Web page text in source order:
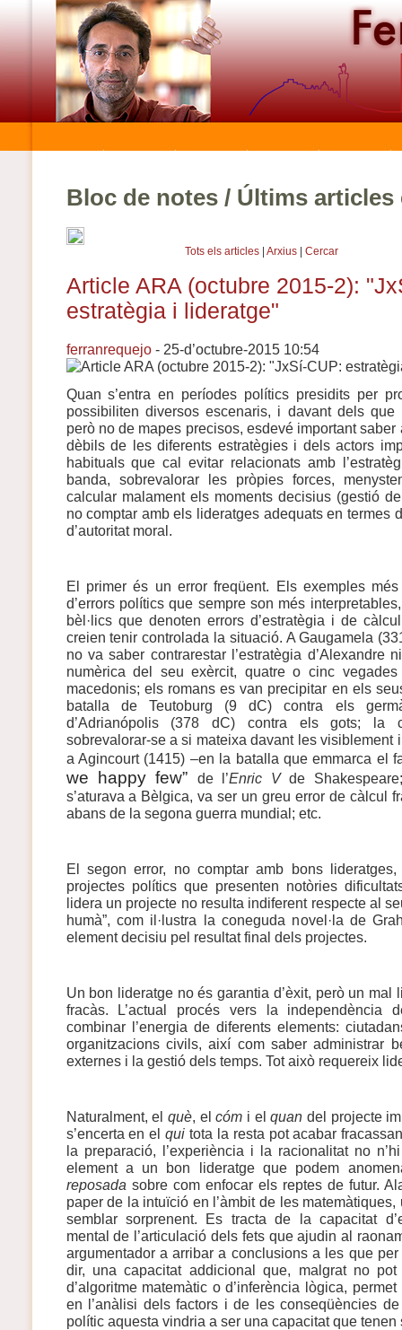
Bloc de notes / Últims articles
Tots els articles Arxius Cercar
Article ARA (octubre 2015-2):
estratègia i lideratge"
ferranrequejo- 25-d’octubre-2015 10:54
Quan s’entra en períodes polítics presidits per
possibiliten diversos escenaris, i davant dels
però no de mapes precisos, esdevé important
dèbils de les diferents estratègies i dels actors
habituals que cal evitar relacionats amb
banda, sobrevalorar les pròpies forces,
calcular malament els moments decisius (gestió
no comptar amb els lideratges adequats en termes
d’autoritat moral.
El primer és un error freqüent. Els exemples
d’errors polítics que sempre son més
bèl·lics que denoten errors d’estratègia i de
creien tenir controlada la situació. A Gaugamela
no va saber contrarestar l’estratègia d’Alexandre
numèrica del seu exèrcit, quatre o cinc
macedonis; els romans es van precipitar en els
batalla de Teutoburg (9 dC) contra els
d’Adrianópolis (378 dC) contra els gots; la
sobrevalorar-se a si mateixa davant les visiblement
a Agincourt (1415) –en la batalla que emmarca el
we happy few” de l’Enric Vde
s’aturava a Bèlgica, va ser un greu error de càlcul
abans de la segona guerra mundial; etc.
El segon error, no comptar amb bons
projectes polítics que presenten notòries
lidera un projecte no resulta indiferent respecte al
humà”, com il·lustra la coneguda novel·la de
element decisiu pel resultat final dels projectes.
Un bon lideratge no és garantia d’èxit, però un mal
fracàs. L’actual procés vers la independència
combinar l’energia de diferents elements:
organitzacions civils, així com saber administrar
externes i la gestió dels temps. Tot això requereix
Naturalment, el què, elcóm i elquan del projecte
s’encerta en elqui tota la resta pot acabar
la preparació, l’experiència i la racionalitat no
element a un bon lideratge que podem
reposada sobre com enfocar els reptes de futur.
paper de la intuïció en l’àmbit de les
semblar sorprenent. Es tracta de la capacitat
mental de l’articulació dels fets que ajudin al
argumentador a arribar a conclusions a les que
dir, una capacitat addicional que, malgrat no pot
d’algoritme matemàtic o d’inferència lògica,
en l’anàlisi dels factors i de les conseqüències
polític aquesta vindria a ser una capacitat que tenen